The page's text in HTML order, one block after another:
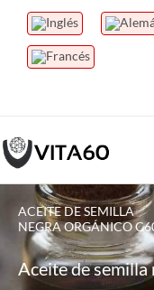
contenido
ACEITE DE SEMILLA
NEGRA ORGÁNICO
Aceite de semilla